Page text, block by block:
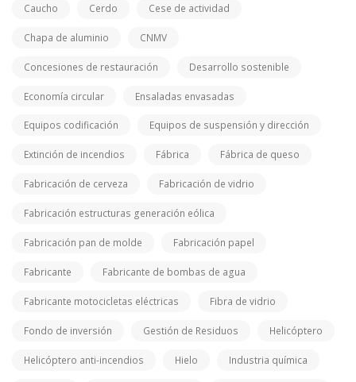
Caucho Cerdo Cese de actividad
Chapa de aluminio CNMV
Concesiones de restauración Desarrollo sostenible
Economía circular Ensaladas envasadas
Equipos codificación Equipos de suspensión y dirección
Extinción de incendios Fábrica Fábrica de queso
Fabricación de cerveza Fabricación de vidrio
Fabricación estructuras generación eólica
Fabricación pan de molde Fabricación papel
Fabricante Fabricante de bombas de agua
Fabricante motocicletas eléctricas Fibra de vidrio
Fondo de inversión Gestión de Residuos Helicóptero
Helicóptero anti-incendios Hielo Industria química